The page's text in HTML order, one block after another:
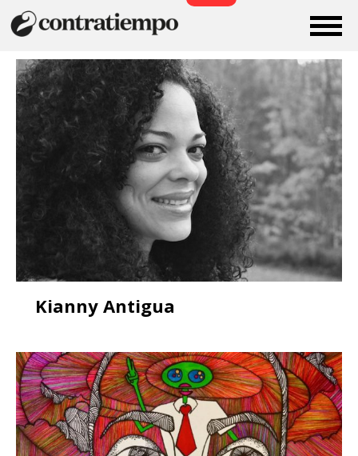
Kianny Antigua